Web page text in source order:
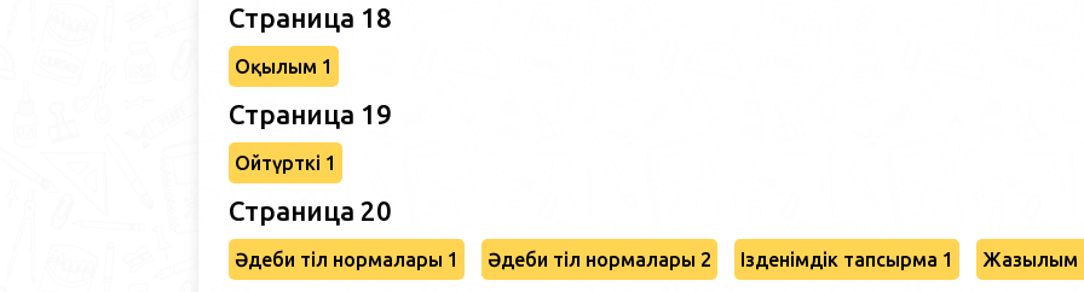
Страница 18
Оқылым 1
Страница 19
Ойтүрткі 1
Страница 20
Әдеби тіл нормалары 1 Әдеби тіл нормалары 2 Ізденімдік тапсырма 1 Жазылым